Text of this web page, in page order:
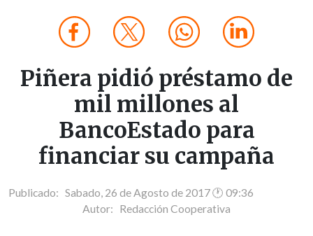
Piñera pidió préstamo de
mil millones al
BancoEstado para
financiar su campaña
Publicado: Sabado, 26 de Agosto de 2017 🕐 09:36
Autor: Redacción Cooperativa